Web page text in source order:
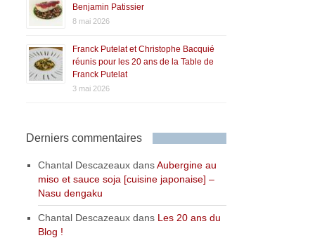
Benjamin Patissier
8 mai 2026
Franck Putelat et Christophe Bacquié
réunis pour les 20 ans de la Table de
Franck Putelat
3 mai 2026
Derniers commentaires
Chantal Descazeaux dansAubergine au
miso et sauce soja [cuisine japonaise] –
Nasu dengaku
Chantal Descazeaux dans Les 20 ans du
Blog !